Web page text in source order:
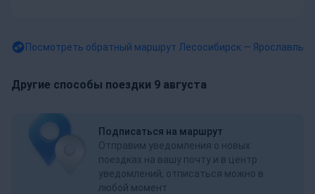
Посмотреть обратный маршрут Лесосибирск — Ярославль
Другие способы поездки 9 августа
Подписаться на маршрут
Отправим уведомления о новых
поездках на вашу почту и в центр
уведомлений, отписаться можно в
любой момент